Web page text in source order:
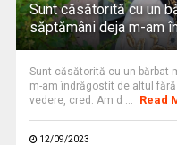
Sunt căsătorită cu un
săptămâni deja m-am
Sunt căsătorită cu un bărbat
m-am îndrăgostit de altul
vedere, cred. Am d ...
Read
12/09/2023